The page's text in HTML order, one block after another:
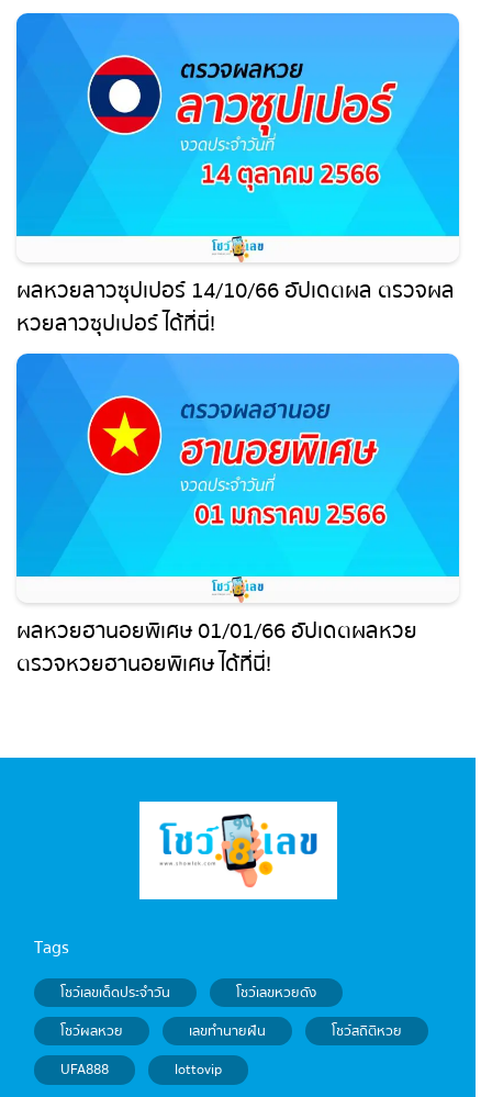
ผลหวยลาวซุปเปอร์ 14/10/66 อัปเดตผล ตรวจผล
หวยลาวซุปเปอร์ ได้ที่นี่!
ผลหวยฮานอยพิเศษ 01/01/66 อัปเดตผลหวย
ตรวจหวยฮานอยพิเศษ ได้ที่นี่!
Tags
โชว์เลขเด็ดประจำวัน
โชว์เลขหวยดัง
โชว์ผลหวย
เลขทำนายฝัน
โชว์สถิติหวย
UFA888
lottovip